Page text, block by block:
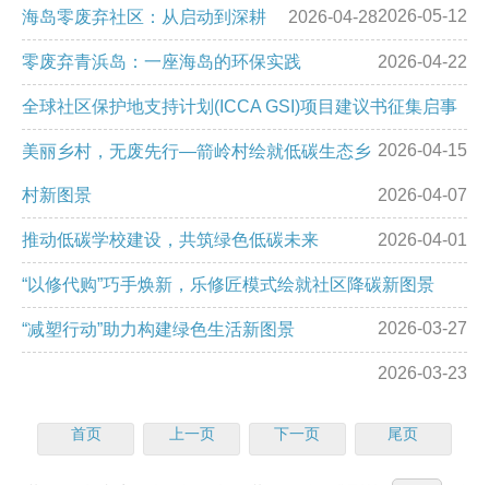
2026-05-12
海岛零废弃社区：从启动到深耕 2026-04-28
零废弃青浜岛：一座海岛的环保实践 2026-04-22
全球社区保护地支持计划(ICCA GSI)项目建议书征集启事
2026-04-15
美丽乡村，无废先行—箭岭村绘就低碳生态乡
村新图景 2026-04-07
推动低碳学校建设，共筑绿色低碳未来 2026-04-01
“以修代购”巧手焕新，乐修匠模式绘就社区降碳新图景
2026-03-27
“减塑行动”助力构建绿色生活新图景
2026-03-23
首页 上一页 下一页 尾页